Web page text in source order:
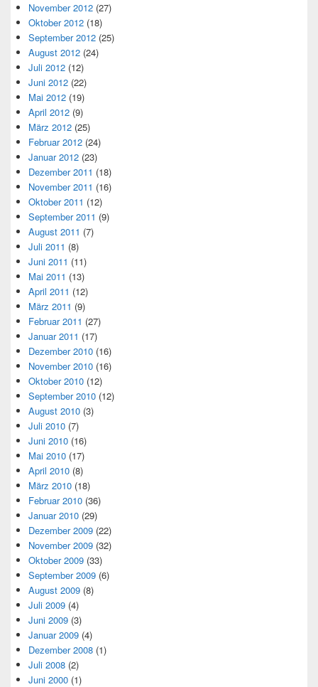
November 2012 (27)
Oktober 2012 (18)
September 2012 (25)
August 2012 (24)
Juli 2012 (12)
Juni 2012 (22)
Mai 2012 (19)
April 2012 (9)
März 2012 (25)
Februar 2012 (24)
Januar 2012 (23)
Dezember 2011 (18)
November 2011 (16)
Oktober 2011 (12)
September 2011 (9)
August 2011 (7)
Juli 2011 (8)
Juni 2011 (11)
Mai 2011 (13)
April 2011 (12)
März 2011 (9)
Februar 2011 (27)
Januar 2011 (17)
Dezember 2010 (16)
November 2010 (16)
Oktober 2010 (12)
September 2010 (12)
August 2010 (3)
Juli 2010 (7)
Juni 2010 (16)
Mai 2010 (17)
April 2010 (8)
März 2010 (18)
Februar 2010 (36)
Januar 2010 (29)
Dezember 2009 (22)
November 2009 (32)
Oktober 2009 (33)
September 2009 (6)
August 2009 (8)
Juli 2009 (4)
Juni 2009 (3)
Januar 2009 (4)
Dezember 2008 (1)
Juli 2008 (2)
Juni 2000 (1)